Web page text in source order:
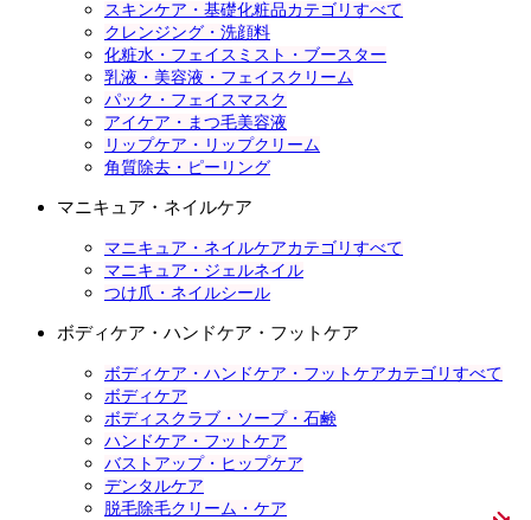
スキンケア・基礎化粧品カテゴリすべて
クレンジング・洗顔料
化粧水・フェイスミスト・ブースター
乳液・美容液・フェイスクリーム
パック・フェイスマスク
アイケア・まつ毛美容液
リップケア・リップクリーム
角質除去・ピーリング
マニキュア・ネイルケア
マニキュア・ネイルケアカテゴリすべて
マニキュア・ジェルネイル
つけ爪・ネイルシール
ボディケア・ハンドケア・フットケア
ボディケア・ハンドケア・フットケアカテゴリすべて
ボディケア
ボディスクラブ・ソープ・石鹸
ハンドケア・フットケア
バストアップ・ヒップケア
デンタルケア
脱毛除毛クリーム・ケア